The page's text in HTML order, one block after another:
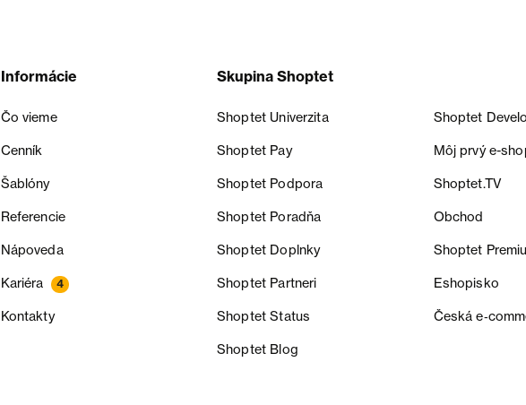
Informácie
Čo vieme
Cenník
Šablóny
Referencie
Nápoveda
Kariéra 4
Kontakty
Skupina Shoptet
Shoptet Univerzita Shoptet
Shoptet Pay Môj prvý e-
Shoptet Podpora Shoptet.TV
Shoptet Poradňa Obchod
Shoptet Doplnky Shoptet
Shoptet Partneri Eshopisko
Shoptet Status Česká
Shoptet Blog